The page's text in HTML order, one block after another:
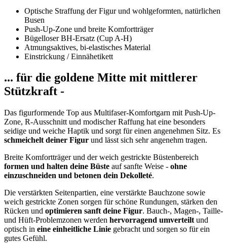
Optische Straffung der Figur und wohlgeformten, natürlichen
Busen
Push-Up-Zone und breite Komfortträger
Bügelloser BH-Ersatz (Cup A-H)
Atmungsaktives, bi-elastisches Material
Einstrickung / Einnähetikett
... für die goldene Mitte mit mittlerer
Stützkraft -
Das figurformende Top aus Multifaser-Komfortgarn mit Push-Up-
Zone, R-Ausschnitt und modischer Raffung hat eine besonders
seidige und weiche Haptik und sorgt für einen angenehmen Sitz. Es
schmeichelt deiner Figur und lässt sich sehr angenehm tragen.
Breite Komfortträger und der weich gestrickte Büstenbereich
formen und halten deine Büste auf sanfte Weise - ohne
einzuschneiden und betonen dein Dekolleté.
Die verstärkten Seitenpartien, eine verstärkte Bauchzone sowie
weich gestrickte Zonen sorgen für schöne Rundungen, stärken den
Rücken und optimieren sanft deine Figur. Bauch-, Magen-, Taille-
und Hüft-Problemzonen werden hervorragend umverteilt und
optisch in eine einheitliche Linie gebracht und sorgen so für ein
gutes Gefühl.